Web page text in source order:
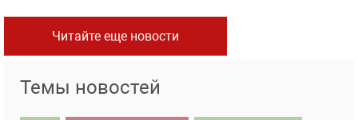
Читайте еще новости
Темы новостей